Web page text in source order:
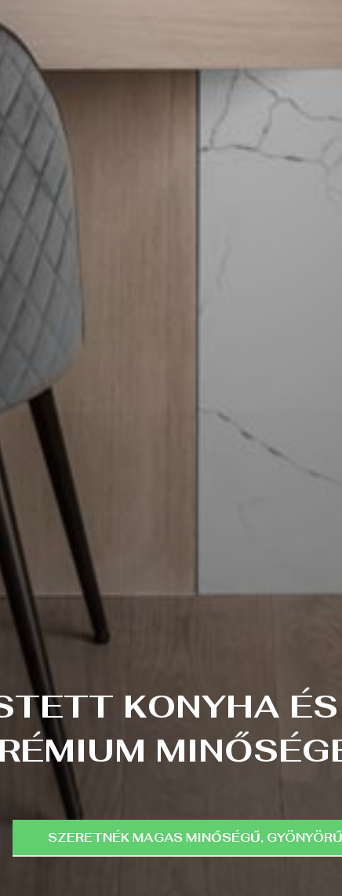
KONYHA
SZERETNÉK MAGAS MINŐSÉGŰ,